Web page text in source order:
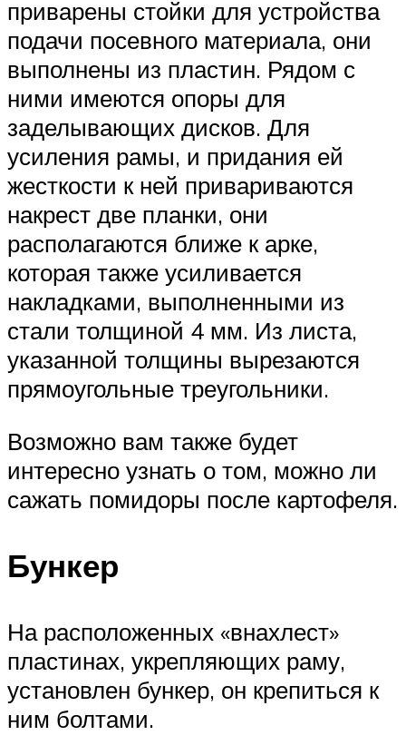
приварены стойки для устройства
подачи посевного материала, они
выполнены из пластин. Рядом с
ними имеются опоры для
заделывающих дисков. Для
усиления рамы, и придания ей
жесткости к ней привариваются
накрест две планки, они
располагаются ближе к арке,
которая также усиливается
накладками, выполненными из
стали толщиной 4 мм. Из листа,
указанной толщины вырезаются
прямоугольные треугольники.
Возможно вам также будет
интересно узнать о том, можно ли
сажать помидоры после картофеля.
Бункер
На расположенных «внахлест»
пластинах, укрепляющих раму,
установлен бункер, он крепиться к
ним болтами.